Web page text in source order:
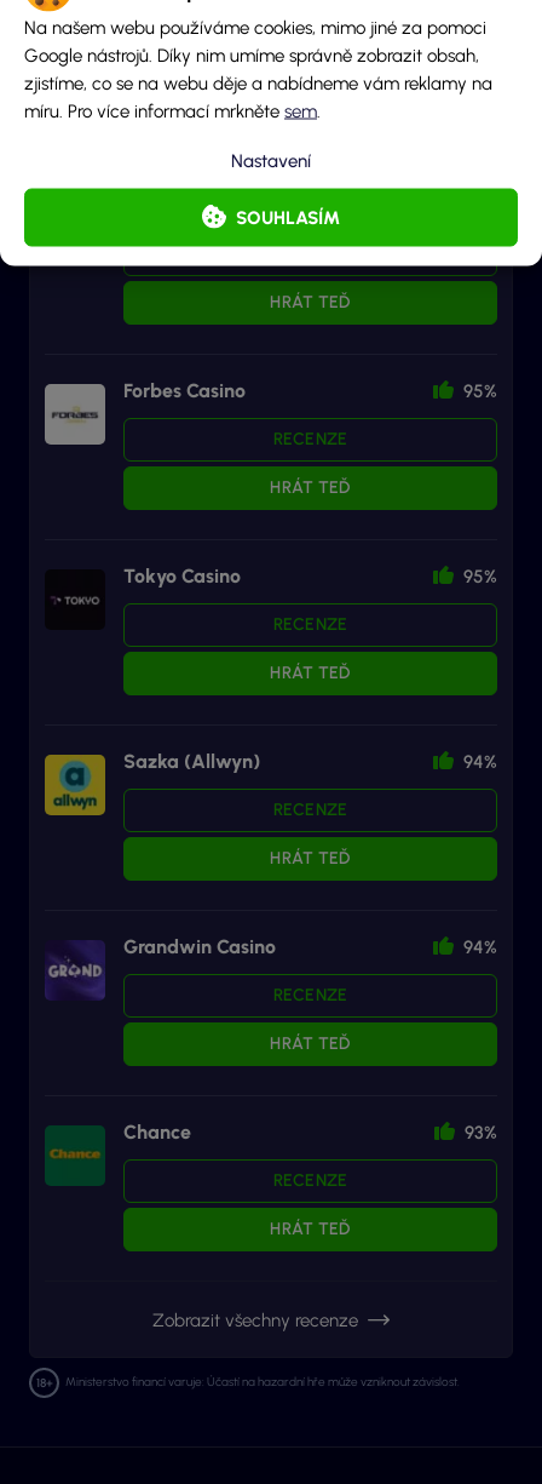
Na našem webu používáme cookies, mimo jiné za pomoci
Google nástrojů. Díky nim umíme správně zobrazit obsah,
zjistíme, co se na webu děje a nabídneme vám reklamy na
míru. Pro více informací mrkněte sem
SOUHLASÍM
Nastavení
Betano 96%
RECENZE
HRÁT TEĎ
Herna u Dědka
RECENZE
HRÁT TEĎ
Forbes Casino 95%
RECENZE
HRÁT TEĎ
Tokyo Casino 95%
RECENZE
HRÁT TEĎ
Sazka (Allwyn) 94%
RECENZE
HRÁT TEĎ
Grandwin Casino 94%
RECENZE
HRÁT TEĎ
Chance 93%
RECENZE
HRÁT TEĎ
Zobrazit všechny recenze
Ministerstvo financí varuje: Účastí na hazardní hře může vzniknout závislost.